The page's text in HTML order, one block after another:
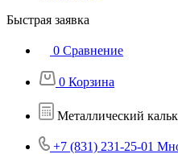
Быстрая заявка
0 Сравнение
0 Корзина
Металлический
+7 (831) 231-25-01